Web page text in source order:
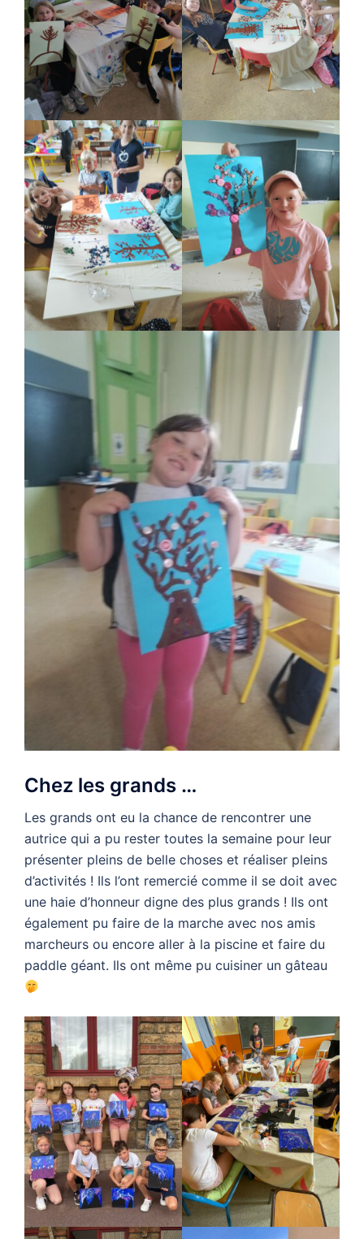
Chez les grands …
Les grands ont eu la chance de rencontrer une
autrice qui a pu rester toutes la semaine pour leur
présenter pleins de belle choses et réaliser pleins
d’activités ! Ils l’ont remercié comme il se doit avec
une haie d’honneur digne des plus grands ! Ils ont
également pu faire de la marche avec nos amis
marcheurs ou encore aller à la piscine et faire du
paddle géant. Ils ont même pu cuisiner un gâteau